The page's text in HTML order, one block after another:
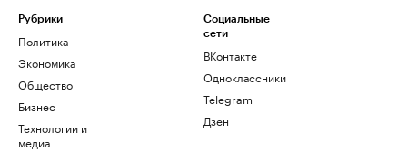
Рубрики
Политика
Экономика
Общество
Бизнес
Технологии и
медиа
Социальные
сети
ВКонтакте
Одноклассники
Telegram
Дзен